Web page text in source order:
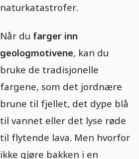
naturkatastrofer.
Når du farger inn
geologmotivene, kan du
bruke de tradisjonelle
fargene, som det jordnære
brune til fjellet, det dype blå
til vannet eller det lyse røde
til flytende lava. Men hvorfor
ikke gjøre bakken i en